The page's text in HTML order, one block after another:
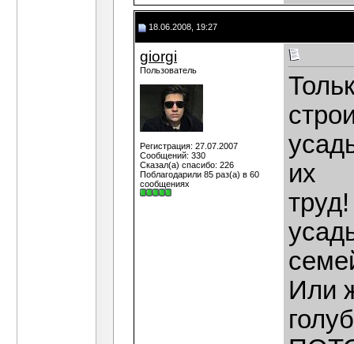
18.06.2008, 19:27
giorgi
Пользователь
Регистрация: 27.07.2007
Сообщений: 330
Сказал(а) спасибо: 226
Поблагодарили 85 раз(а) в 60
сообщениях
их
Или